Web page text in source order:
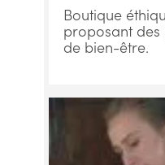
Boutique
proposant des
de bien-être.